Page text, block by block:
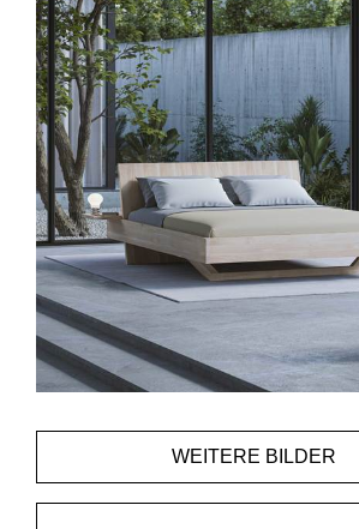
WEITERE BILDER